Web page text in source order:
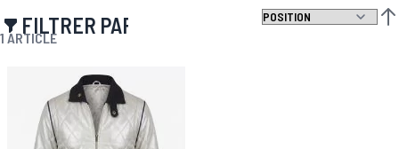
FILTRER PAR
1 ARTICLE